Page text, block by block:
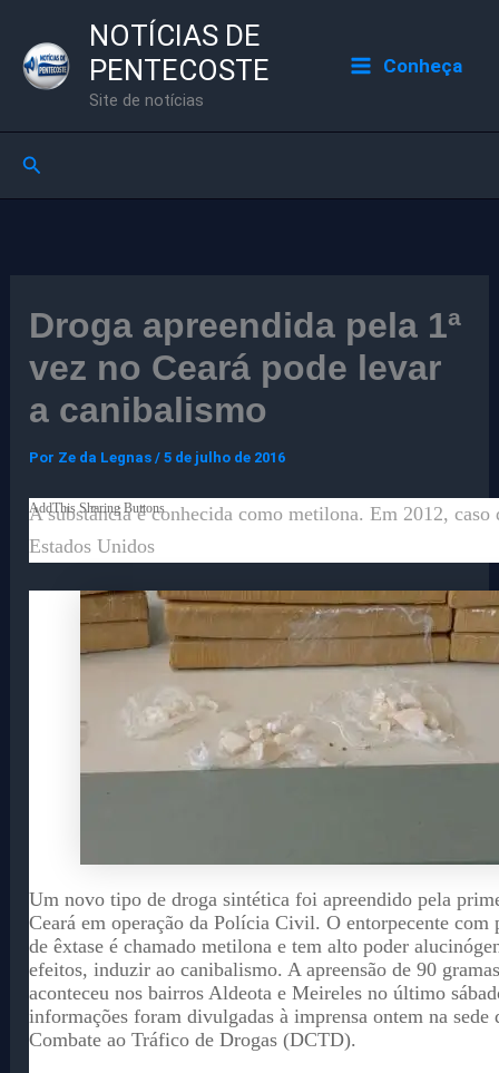
para
NOTÍCIAS DE
PENTECOSTE
Site de notícias
Conheça
Pesquisar
Droga apreendida pela 1ª
vez no Ceará pode levar
a canibalismo
Por Ze da Legnas/5 de julho de 2016
A substância é conhecida como metilona. Em 2012,
Estados Unidos
AddThis Sharing Buttons
Um novo tipo de droga sintética foi apreendido pela
Ceará em operação da Polícia Civil. O entorpecente
de êxtase é chamado metilona e tem alto poder
efeitos, induzir ao canibalismo. A apreensão de 90
aconteceu nos bairros Aldeota e Meireles no último
informações foram divulgadas à imprensa ontem na sede
Combate ao Tráfico de Drogas (DCTD).